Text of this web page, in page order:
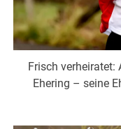
Frisch
Ehering – seine